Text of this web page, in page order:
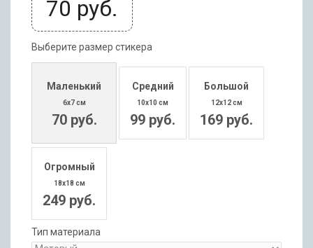
70 руб.
Выберите размер стикера
Маленький
6x7 см
70 руб.
Средний
10x10 см
99 руб.
Большой
12x12 см
169 руб.
Огромный
18x18 см
249 руб.
Тип материала